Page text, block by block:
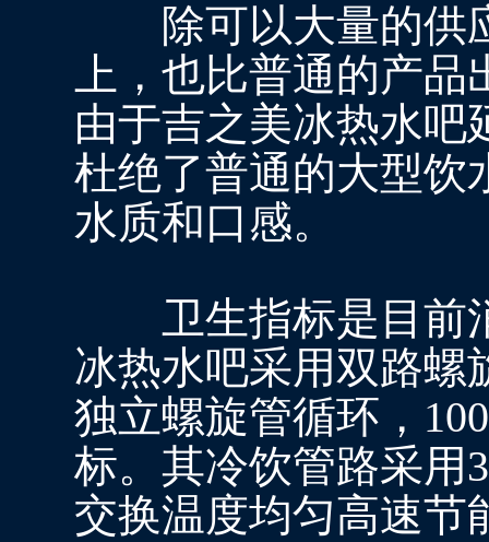
除可以大量的供应
上，也比普通的产品
由于吉之美冰热水吧
杜绝了普通的大型饮
水质和口感。
卫生指标是目前消
冰热水吧采用双路螺
独立螺旋管循环，
标。其冷饮管路采用
交换温度均匀高速节